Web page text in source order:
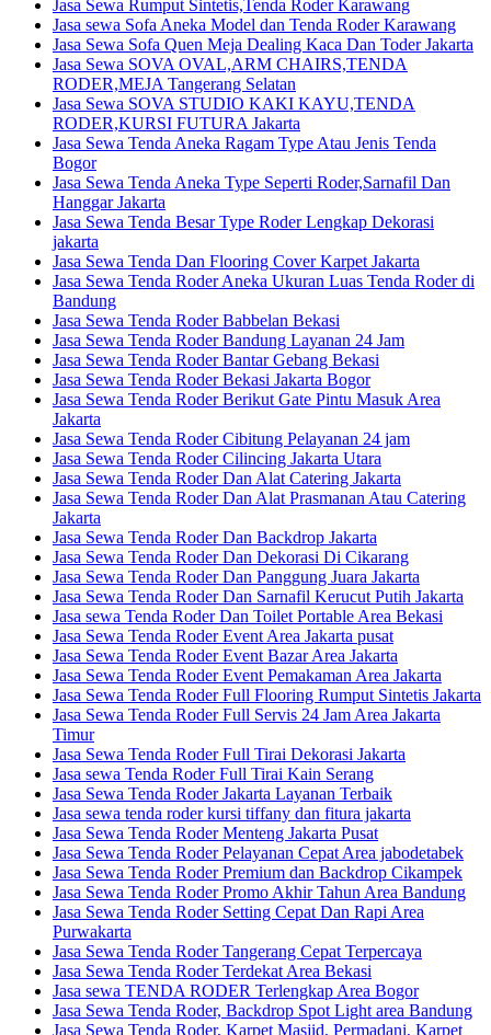
Jasa Sewa Rumput Sintetis,Tenda Roder Karawang
Jasa sewa Sofa Aneka Model dan Tenda Roder Karawang
Jasa Sewa Sofa Quen Meja Dealing Kaca Dan Toder Jakarta
Jasa Sewa SOVA OVAL,ARM CHAIRS,TENDA
RODER,MEJA Tangerang Selatan
Jasa Sewa SOVA STUDIO KAKI KAYU,TENDA
RODER,KURSI FUTURA Jakarta
Jasa Sewa Tenda Aneka Ragam Type Atau Jenis Tenda
Bogor
Jasa Sewa Tenda Aneka Type Seperti Roder,Sarnafil Dan
Hanggar Jakarta
Jasa Sewa Tenda Besar Type Roder Lengkap Dekorasi
jakarta
Jasa Sewa Tenda Dan Flooring Cover Karpet Jakarta
Jasa Sewa Tenda Roder Aneka Ukuran Luas Tenda Roder di
Bandung
Jasa Sewa Tenda Roder Babbelan Bekasi
Jasa Sewa Tenda Roder Bandung Layanan 24 Jam
Jasa Sewa Tenda Roder Bantar Gebang Bekasi
Jasa Sewa Tenda Roder Bekasi Jakarta Bogor
Jasa Sewa Tenda Roder Berikut Gate Pintu Masuk Area
Jakarta
Jasa Sewa Tenda Roder Cibitung Pelayanan 24 jam
Jasa Sewa Tenda Roder Cilincing Jakarta Utara
Jasa Sewa Tenda Roder Dan Alat Catering Jakarta
Jasa Sewa Tenda Roder Dan Alat Prasmanan Atau Catering
Jakarta
Jasa Sewa Tenda Roder Dan Backdrop Jakarta
Jasa Sewa Tenda Roder Dan Dekorasi Di Cikarang
Jasa Sewa Tenda Roder Dan Panggung Juara Jakarta
Jasa Sewa Tenda Roder Dan Sarnafil Kerucut Putih Jakarta
Jasa sewa Tenda Roder Dan Toilet Portable Area Bekasi
Jasa Sewa Tenda Roder Event Area Jakarta pusat
Jasa Sewa Tenda Roder Event Bazar Area Jakarta
Jasa Sewa Tenda Roder Event Pemakaman Area Jakarta
Jasa Sewa Tenda Roder Full Flooring Rumput Sintetis Jakarta
Jasa Sewa Tenda Roder Full Servis 24 Jam Area Jakarta
Timur
Jasa Sewa Tenda Roder Full Tirai Dekorasi Jakarta
Jasa sewa Tenda Roder Full Tirai Kain Serang
Jasa Sewa Tenda Roder Jakarta Layanan Terbaik
Jasa sewa tenda roder kursi tiffany dan fitura jakarta
Jasa Sewa Tenda Roder Menteng Jakarta Pusat
Jasa Sewa Tenda Roder Pelayanan Cepat Area jabodetabek
Jasa Sewa Tenda Roder Premium dan Backdrop Cikampek
Jasa Sewa Tenda Roder Promo Akhir Tahun Area Bandung
Jasa Sewa Tenda Roder Setting Cepat Dan Rapi Area
Purwakarta
Jasa Sewa Tenda Roder Tangerang Cepat Terpercaya
Jasa Sewa Tenda Roder Terdekat Area Bekasi
Jasa sewa TENDA RODER Terlengkap Area Bogor
Jasa Sewa Tenda Roder, Backdrop Spot Light area Bandung
Jasa Sewa Tenda Roder, Karpet Masjid, Permadani, Karpet